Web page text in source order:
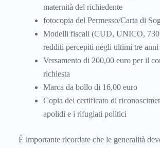
maternità del richiedente
fotocopia del Permesso/Carta di
Modelli fiscali (CUD, UNICO,
redditi percepiti negli ultimi tre anni
Versamento di 200,00 euro per il
richiesta
Marca da bollo di 16,00 euro
Copia del certificato di
apolidi e i rifugiati politici
È importante ricordate che le generalità